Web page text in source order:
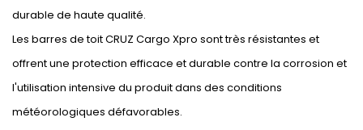
durable de haute qualité.
Les barres de toit CRUZ Cargo Xpro sont très résistantes et
offrent une protection efficace et durable contre la corrosion et
l'utilisation intensive du produit dans des conditions
météorologiques défavorables.